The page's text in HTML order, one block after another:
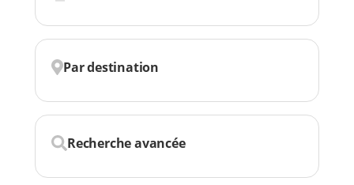
Par destination
Recherche avancée